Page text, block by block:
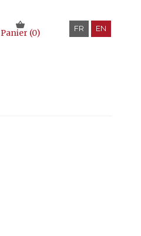
Panier (0) FR EN